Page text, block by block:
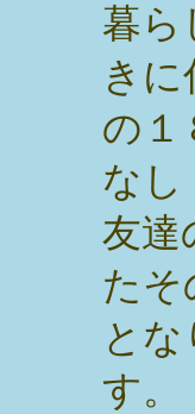
暮ら
き
の１
なし
友達
たそ
と
す。